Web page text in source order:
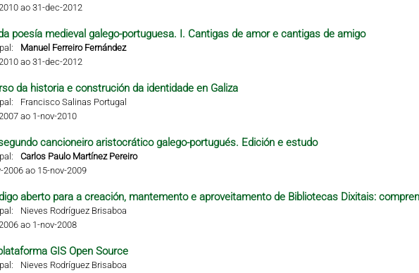
ao 31-dec-2012
poesía medieval galego-portuguesa. I. Cantigas de amor e cantigas de amigo
Manuel Ferreiro Fernández
ao 31-dec-2012
da historia e construción da identidade en Galiza
Francisco Salinas Portugal
ao 1-nov-2010
cancioneiro aristocrático galego-portugués. Edición e estudo
Carlos Paulo Martínez Pereiro
2006 ao 15-nov-2009
aberto para a creación, mantemento e aproveitamento de Bibliotecas Dixitais:
Nieves Rodríguez Brisaboa
ao 1-nov-2008
GIS Open Source
Nieves Rodríguez Brisaboa